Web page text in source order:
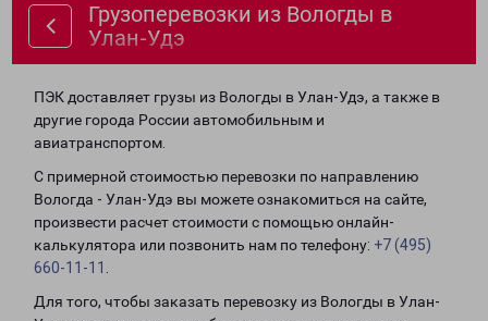
Грузоперевозки из Вологды в
Улан-Удэ
ПЭК доставляет грузы из Вологды в Улан-Удэ, а также в
другие города России автомобильным и
авиатранспортом.
С примерной стоимостью перевозки по направлению
Вологда - Улан-Удэ вы можете ознакомиться на сайте,
произвести расчет стоимости с помощью онлайн-
калькулятора или позвонить нам по телефону: +7 (495)
660-11-11
Для того, чтобы заказать перевозку из Вологды в Улан-